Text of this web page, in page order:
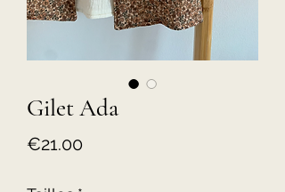
Gilet Ada
€21.00Price